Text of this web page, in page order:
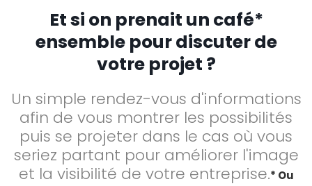
Et si on prenait un café*
ensemble pour discuter de
votre projet ?
Un simple rendez-vous d'informations
afin de vous montrer les possibilités
puis se projeter dans le cas où vous
seriez partant pour améliorer l'image
et la visibilité de votre entreprise.* Ou